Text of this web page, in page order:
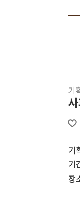
기
기
기
장